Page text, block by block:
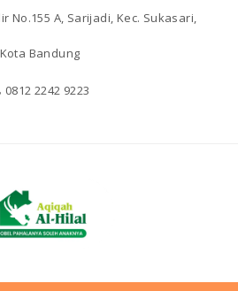
No.155 A, Sarijadi, Kec. Sukasari,
Kota Bandung
0812 2242 9223